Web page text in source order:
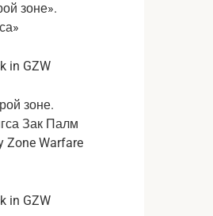
зоне».
зоне.
Зак Палм
Zone Warfare